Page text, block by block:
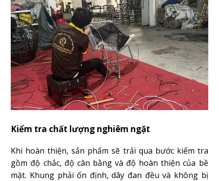
Kiểm tra chất lượng nghiêm ngặt
Khi hoàn thiện, sản phẩm sẽ trải qua bước kiểm tra
gồm độ chắc, độ cân bằng và độ hoàn thiện của bề
mặt. Khung phải ổn định, dây đan đều và không bị